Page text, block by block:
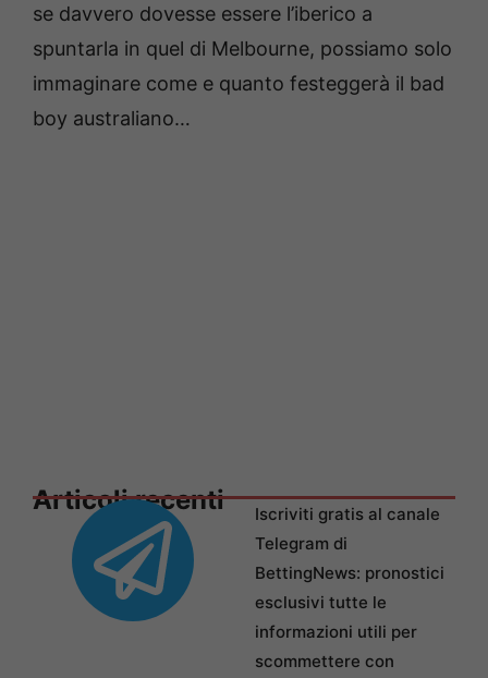
se davvero dovesse essere l’iberico a
spuntarla in quel di Melbourne, possiamo solo
immaginare come e quanto festeggerà il bad
boy australiano…
Articoli recenti
Iscriviti gratis al canale
Telegram di
BettingNews: pronostici
esclusivi tutte le
informazioni utili per
scommettere con